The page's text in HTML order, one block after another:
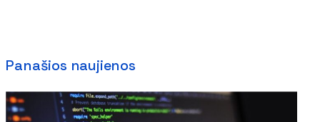
Panašios naujienos